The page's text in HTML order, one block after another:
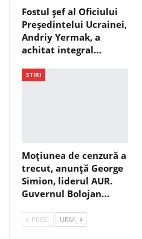
Fostul șef al Oficiului
Președintelui Ucrainei,
Andriy Yermak, a
achitat integral…
STIRI
Moțiunea de cenzură a
trecut, anunță George
Simion, liderul AUR.
Guvernul Bolojan…
PREC. URM.